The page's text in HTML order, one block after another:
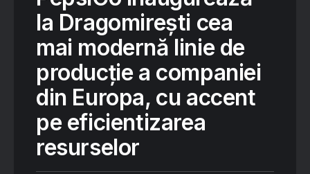
la Dragomirești cea
mai modernă linie de
producție a companiei
din Europa, cu accent
pe eficientizarea
resurselor